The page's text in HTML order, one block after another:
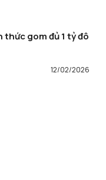
thức gom đủ 1 tỷ đô
12/02/2026